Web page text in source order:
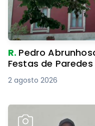
R. Pedro
Festas de
2 agosto 2026